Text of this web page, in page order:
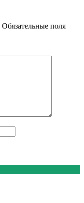
Обязательные поля